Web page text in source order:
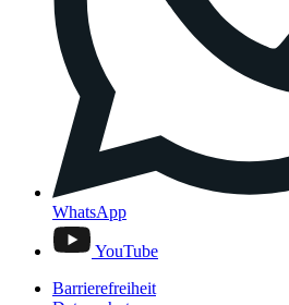
WhatsApp
YouTube
Barrierefreiheit